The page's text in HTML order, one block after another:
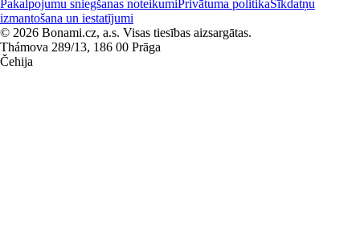
Pakalpojumu sniegšanas noteikumiPrivātuma politikaSīkdatņu
izmantošana un iestatījumi
© 2026 Bonami.cz, a.s. Visas tiesības aizsargātas.
Thámova 289/13, 186 00 Prāga
Čehija